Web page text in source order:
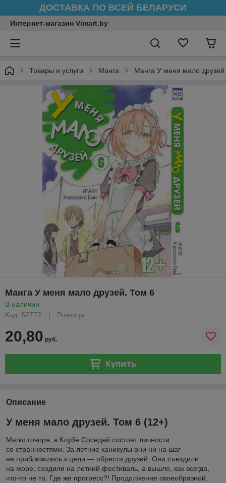
ДОСТАВКА ПО ВСЕЙ БЕЛАРУСИ
Интернет-магазин Vimart.by
Товары и услуги Манга Манга У меня мало
Манга У меня мало друзей. Том 6
В наличии
Код: 52772
Розница
20,80 руб.
Купить
Описание
У меня мало друзей. Том 6 (12+)
Мягко говоря, в Клубе Соседей состоят личности
со странностями. За летние каникулы они ни на шаг
не приблизились к цели — обрести друзей. Они съездили
на море, сходили на летний фестиваль, а вышло, как всегда,
что-то не то. Где же прогресс?! Продолжение своеобразной,